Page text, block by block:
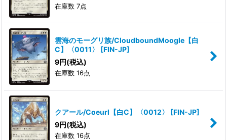
在庫数 7点
雲海のモーグリ族/CloudboundMoogle【白
C】〈0011〉
[FIN-JP]
9円(税込)
在庫数 16点
クアール/Coeurl【白C】〈0012〉 [FIN-JP]
9円(税込)
在庫数 16点